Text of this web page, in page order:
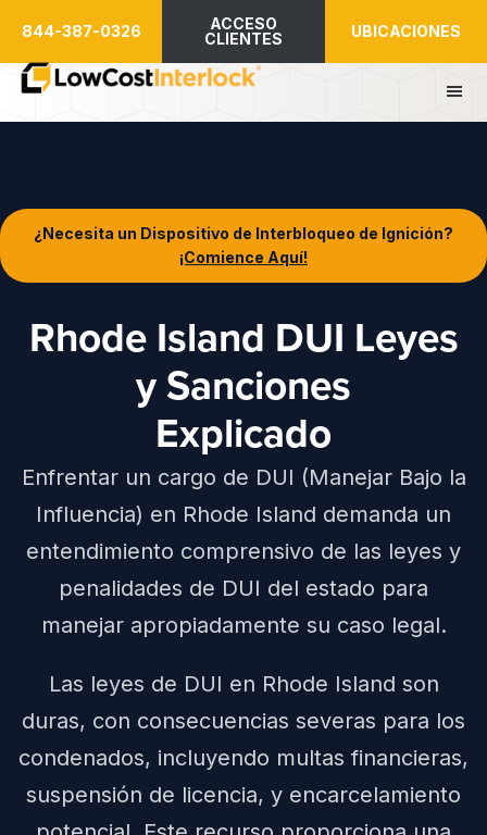
contenido
principal
844-387-0326
ACCESO
CLIENTES
UBICACIONES
¿Necesita un Dispositivo de Interbloqueo de Ignición?
¡Comience Aquí!
Rhode Island DUI Leyes
y Sanciones
Explicado
Enfrentar un cargo de DUI (Manejar Bajo la
Influencia) en Rhode Island demanda un
entendimiento comprensivo de las leyes y
penalidades de DUI del estado para
manejar apropiadamente su caso legal.
Las leyes de DUI en Rhode Island son
duras, con consecuencias severas para los
condenados, incluyendo multas financieras,
suspensión de licencia, y encarcelamiento